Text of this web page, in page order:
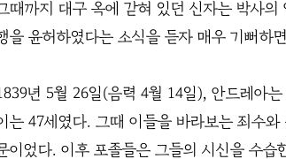
때까지 대구 옥에 갇혀 있던 신자는 박사
을 윤허하였다는 소식을 듣자 매우 기뻐하
년 5월 26일(음력 4월 14일), 안드레아
는 47세였다. 그때 이들을 바라보는 죄수
이었다. 이후 포졸들은 그들의 시신을 수